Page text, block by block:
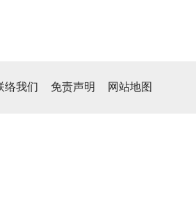
络我们 免责声明 网站地图